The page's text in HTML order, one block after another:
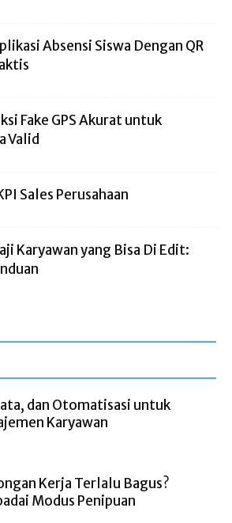
Absensi Siswa Dengan QR
Fake GPS Akurat untuk
Valid
Sales Perusahaan
Karyawan yang Bisa Di Edit:
dan Otomatisasi untuk
Karyawan
Kerja Terlalu Bagus?
Modus Penipuan